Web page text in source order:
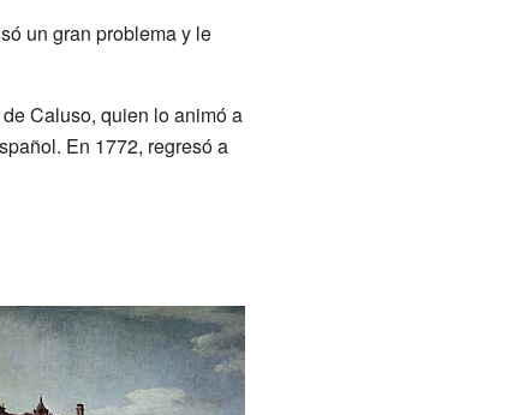
un gran problema y le
Caluso, quien lo animó a
En 1772, regresó a